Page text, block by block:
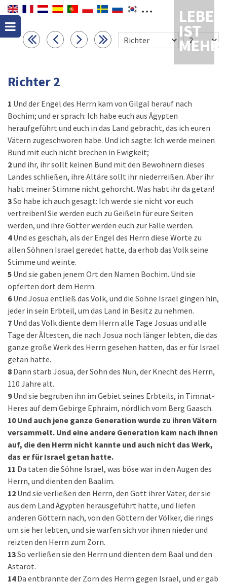
LEBEN
IST
MEHR
Richter 2
1 Und der Engel des Herrn kam von Gilgal herauf nach
Bochim; und er sprach: Ich habe euch aus Ägypten
heraufgeführt und euch in das Land gebracht, das ich euren
Vätern zugeschworen habe. Und ich sagte: Ich werde meinen
Bund mit euch nicht brechen in Ewigkeit;
2und ihr, ihr sollt keinen Bund mit den Bewohnern dieses
Landes schließen, ihre Altäre sollt ihr niederreißen. Aber ihr
habt meiner Stimme nicht gehorcht. Was habt ihr da getan!
3So habe ich auch gesagt: Ich werde sie nicht vor euch
vertreiben! Sie werden euch zu Geißeln für eure Seiten
werden, und ihre Götter werden euch zur Falle werden.
4 Und es geschah, als der Engel des Herrn diese Worte zu
allen Söhnen Israel geredet hatte, da erhob das Volk seine
Stimme und weinte.
5 Und sie gaben jenem Ort den Namen Bochim. Und sie
opferten dort dem Herrn.
6 Und Josua entließ das Volk, und die Söhne Israel gingen hin,
jeder in sein Erbteil, um das Land in Besitz zu nehmen.
7 Und das Volk diente dem Herrn alle Tage Josuas und alle
Tage der Ältesten, die nach Josua noch länger lebten, die das
ganze große Werk des Herrn gesehen hatten, das er für Israel
getan hatte.
8 Dann starb Josua, der Sohn des Nun, der Knecht des Herrn,
110 Jahre alt.
9 Und sie begruben ihn im Gebiet seines Erbteils, in Timnat-
Heres auf dem Gebirge Ephraim, nördlich vom Berg Gaasch.
10 Und auch jene ganze Generation wurde zu ihren Vätern
versammelt. Und eine andere Generation kam nach ihnen
auf, die den Herrn nicht kannte und auch nicht das Werk,
das er für Israel getan hatte.
11 Da taten die Söhne Israel, was böse war in den Augen des
Herrn, und dienten den Baalim.
12 Und sie verließen den Herrn, den Gott ihrer Väter, der sie
aus dem Land Ägypten herausgeführt hatte, und liefen
anderen Göttern nach, von den Göttern der Völker, die rings
um sie her lebten, und sie warfen sich vor ihnen nieder und
reizten den Herrn zum Zorn.
13So verließen sie den Herrn und dienten dem Baal und den
Astarot.
14 Da entbrannte der Zorn des Herrn gegen Israel, und er gab